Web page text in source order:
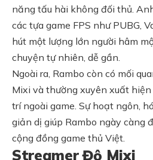
năng tấu hài không đối thủ.
các tựa game FPS như PUBG,
hút một lượng lớn người hâm
chuyện tự nhiên, dễ gần.
Ngoài ra, Rambo còn có mối
Mixi và thường xuyên xuất
trí ngoài game. Sự hoạt ngôn,
giản dị giúp Rambo ngày càng
cộng đồng game thủ Việt.
Streamer Độ Mixi